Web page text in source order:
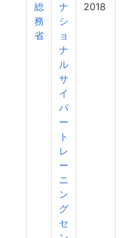
総
務
省
ナ
シ
ョ
ナ
ル
サ
イ
バ
ー
ト
レ
ー
ニ
ン
グ
セ
2018